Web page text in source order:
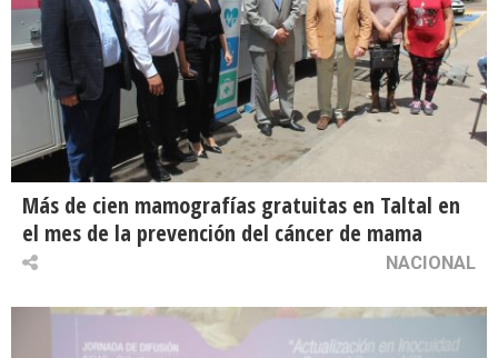
Más de cien mamografías gratuitas en Taltal en
el mes de la prevención del cáncer de mama
NACIONAL